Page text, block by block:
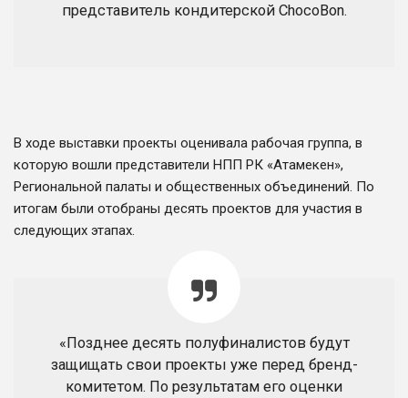
представитель кондитерской ChocoBon.
В ходе выставки проекты оценивала рабочая группа, в
которую вошли представители НПП РК «Атамекен»,
Региональной палаты и общественных объединений. По
итогам были отобраны десять проектов для участия в
следующих этапах.
«Позднее десять полуфиналистов будут
защищать свои проекты уже перед бренд-
комитетом. По результатам его оценки